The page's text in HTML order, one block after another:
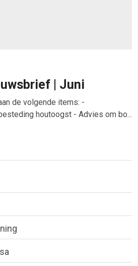
| Juni
de volgende items: -
houtoogst - Advies om bo...